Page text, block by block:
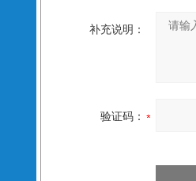
补充说明：
验证码：